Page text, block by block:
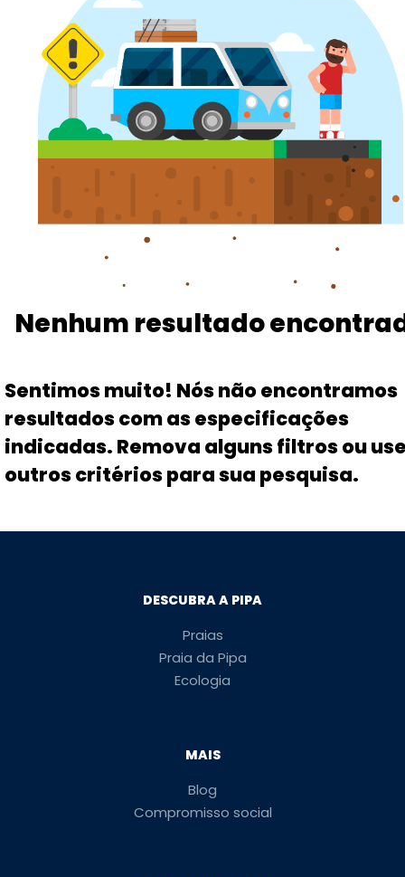
Nenhum resultado
Sentimos muito! Nós não encontramos
resultados com as especificações
indicadas. Remova alguns filtros ou
outros critérios para sua pesquisa.
DESCUBRA A PIPA
Praias
Praia da Pipa
Ecologia
MAIS
Blog
Compromisso social